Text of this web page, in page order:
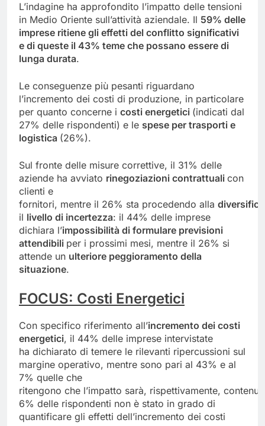
L’indagine ha approfondito l’impatto delle tensioni
in Medio Oriente sull’attività aziendale. Il 59% delle
imprese ritiene gli effetti del conflitto significativi
e di queste il 43% teme che possano essere di
lunga durata.
Le conseguenze più pesanti riguardano
l’incremento dei costi di produzione, in particolare
per quanto concerne i costi energetici (indicati dal
27% delle rispondenti) e le spese per trasporti e
logistica (26%).
Sul fronte delle misure correttive, il 31% delle
aziende ha avviato rinegoziazioni contrattuali con
clienti e
fornitori, mentre il 26% sta procedendo alla
il livello di incertezza: il 44% delle imprese
dichiara l’impossibilità di formulare previsioni
attendibili per i prossimi mesi, mentre il 26% si
attende un ulteriore peggioramento della
situazione.
FOCUS: Costi Energetici
Con specifico riferimento all’incremento dei costi
energetici, il 44% delle imprese intervistate
ha dichiarato di temere le rilevanti ripercussioni sul
margine operativo, mentre sono pari al 43% e al
7% quelle che
ritengono che l’impatto sarà, rispettivamente,
6% delle rispondenti non è stato in grado di
quantificare gli effetti dell’incremento dei costi